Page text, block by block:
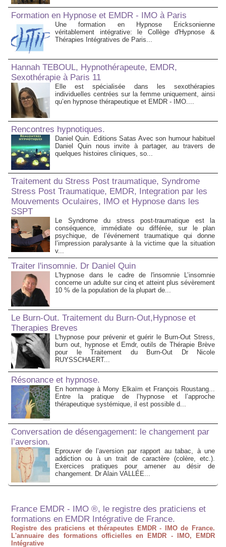
Formation en Hypnose et EMDR - IMO à Paris
Une formation en Hypnose Ericksonienne
véritablement intégrative: le Collège d'Hypnose &
Thérapies Intégratives de Paris...
Hannah TEBOUL, Hypnothérapeute, EMDR,
Sexothérapie à Paris 11
Elle est spécialisée dans les sexothérapies
individuelles centrées sur la femme uniquement, ainsi
qu’en hypnose thérapeutique et EMDR - IMO....
Rencontres hypnotiques.
Daniel Quin. Editions Satas Avec son humour habituel
Daniel Quin nous invite à partager, au travers de
quelques histoires cliniques, so...
Traitement du Stress Post traumatique, Syndrome
Stress Post Traumatique, EMDR, Integration par les
Mouvements Oculaires, IMO et Hypnose dans les
SSPT
Le Syndrome du stress post-traumatique est la
conséquence, immédiate ou différée, sur le plan
psychique, de l’événement traumatique qui donne
l’impression paralysante à la victime que la situation
v...
Traiter l'insomnie. Dr Daniel Quin
L'hypnose dans le cadre de l'insomnie L’insomnie
concerne un adulte sur cinq et atteint plus sévèrement
10 % de la population de la plupart de...
Le Burn-Out. Traitement du Burn-Out,Hypnose et
Therapies Breves
L'hypnose pour prévenir et guérir le Burn-Out Stress,
burn out, hypnose et Emdr, outils de Thérapie Brève
pour le Traitement du Burn-Out Dr Nicole
RUYSSCHAERT...
Résonance et hypnose.
En hommage à Mony Elkaïm et François Roustang...
Entre la pratique de l’hypnose et l’approche
thérapeutique systémique, il est possible d...
Conversation de désengagement: le changement par
l’aversion.
Eprouver de l’aversion par rapport au tabac, à une
addiction ou à un trait de caractère (colère, etc.).
Exercices pratiques pour amener au désir de
changement. Dr Alain VALLÉE...
France EMDR - IMO ®, le registre des praticiens et
formations en EMDR Intégrative de France.
Registre des praticiens et thérapeutes EMDR - IMO de France.
L'annuaire des formations officielles en EMDR - IMO, EMDR
Intégrative